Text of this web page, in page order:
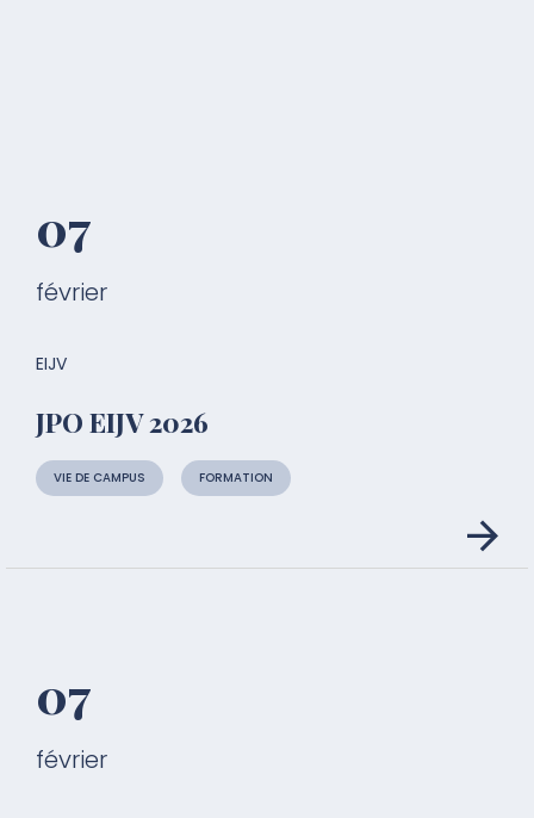
07
février
JPO EIJV 2026
VIE DE CAMPUS FORMATION
EIJV
07
février